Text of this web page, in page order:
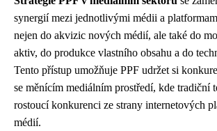
synergií mezi jednotlivými médii a
nejen do akvizic nových médií, ale také do
aktiv, do produkce vlastního obsahu a do
Tento přístup umožňuje PPF udržet si
se měnícím mediálním prostředí, kde tradiční
rostoucí konkurenci ze strany internetových
médií.